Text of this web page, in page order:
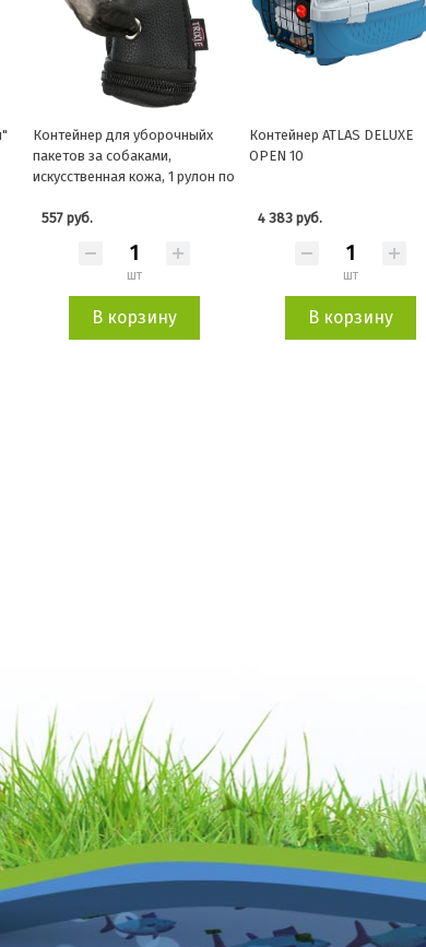
Контейнер для уборочныйх
пакетов за собаками,
искусственная кожа, 1 рулон по
557 руб.
шт
В корзину
Контейнер ATLAS DELUXE
OPEN 10
4 383 руб.
шт
В корзину